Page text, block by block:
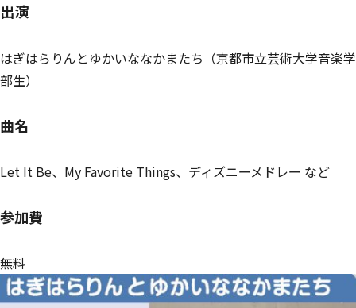
出演
はぎはらりんとゆかいななかまたち（京都市立芸術大学音楽学
部生）
曲名
Let It Be、My Favorite Things、ディズニーメドレー など
参加費
無料